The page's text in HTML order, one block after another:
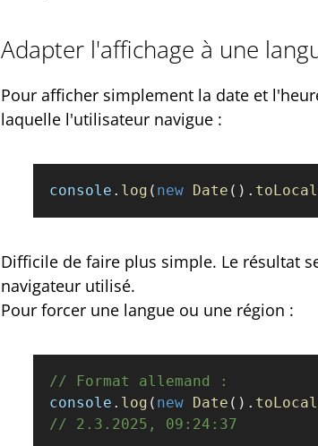
Adapter l'affichage à une
Pour afficher simplement la date et
laquelle l'utilisateur navigue :
console . log ( new Date ().
Difficile de faire plus simple. Le résultat
navigateur utilisé.
Pour forcer une langue ou une région :
// Format allemand :
console . log ( new Date ().
// 2.3.2025, 09:24:37